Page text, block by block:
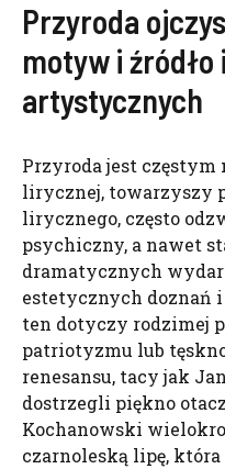
Przyroda
motyw i
artystycznych
Przyroda jest
lirycznej, towarzyszy
lirycznego, często
psychiczny, a nawet
dramatycznych
estetycznych doznań
ten dotyczy rodzimej
patriotyzmu lub
renesansu, tacy jak
dostrzegli piękno
Kochanowski
czarnoleską lipę, która